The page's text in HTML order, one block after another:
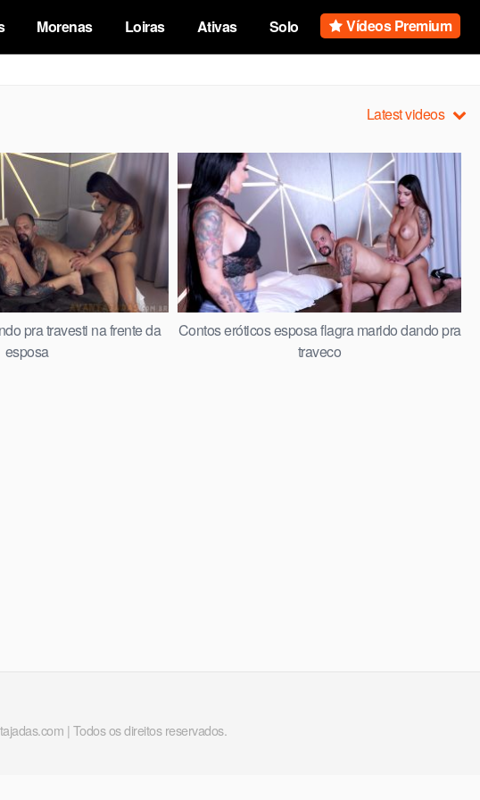
Morenas Loiras Ativas Solo Vídeos Premium
Latest videos
pra travesti na frente da
esposa
Contos eróticos esposa flagra marido dando pra
traveco
| Todos os direitos reservados.